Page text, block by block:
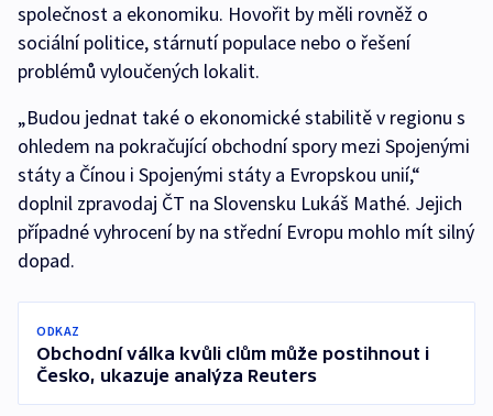
společnost a ekonomiku. Hovořit by měli rovněž o
sociální politice, stárnutí populace nebo o řešení
problémů vyloučených lokalit.
„Budou jednat také o ekonomické stabilitě v regionu s
ohledem na pokračující obchodní spory mezi Spojenými
státy a Čínou i Spojenými státy a Evropskou unií,“
doplnil zpravodaj ČT na Slovensku Lukáš Mathé. Jejich
případné vyhrocení by na střední Evropu mohlo mít silný
dopad.
ODKAZ
Obchodní válka kvůli clům může postihnout i
Česko, ukazuje analýza Reuters